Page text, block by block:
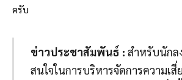
ครับ
ข่าวประชาสัมพันธ์ : สำหรับนัก
สนใจในการบริหารจัดการความเสี่